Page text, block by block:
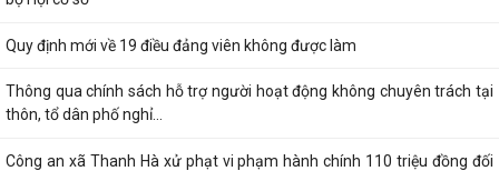
Đảng ủy xã Thanh Hà trao Huy hiệu 60 năm tuổi Đảng cho đảng viên
Khai mạc Lớp bồi dưỡng nghiệp vụ công tác Hội Chữ thập đỏ cho cán